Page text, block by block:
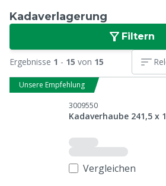
Kadaverlagerung
Filtern
Ergebnisse 1 - 15 von 15
Unsere Empfehlung
3009550
Kadaverhaube 241,5 x
Vergleichen